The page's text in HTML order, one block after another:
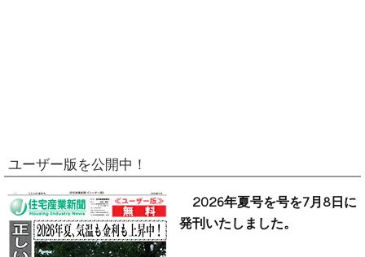
ユーザー版を公開中！
2026年夏号を号を7月8日に
発刊いたしました。